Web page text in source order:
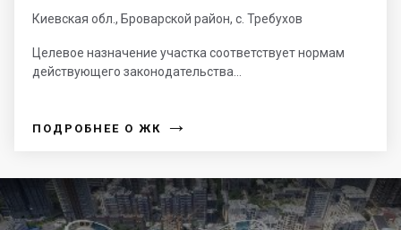
Киевская обл., Броварской район, с. Требухов
Целевое назначение участка соответствует нормам
действующего законодательства...
ПОДРОБНЕЕ О ЖК →